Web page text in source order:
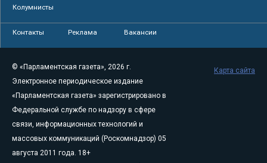
Колумнисты
Контакты Реклама Вакансии
© «Парламентская газета», 2026 г.
Электронное периодическое издание
«Парламентская газета» зарегистрировано в
Федеральной службе по надзору в сфере
связи, информационных технологий и
массовых коммуникаций (Роскомнадзор) 05
августа 2011 года. 18+
Карта сайта